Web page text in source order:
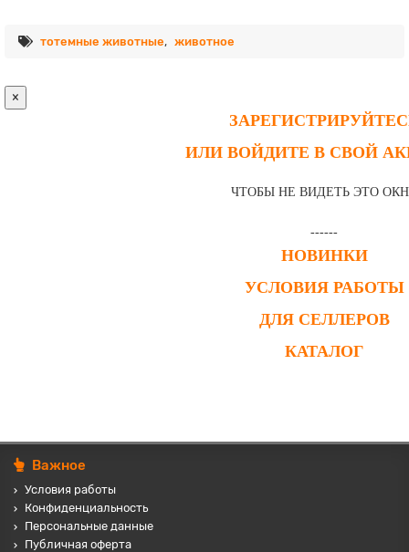
тотемные животные, животное
×
ИЛИ ВОЙДИТЕ В СВОЙ
ЧТОБЫ НЕ ВИДЕТЬ ЭТО
------
НОВИНКИ
УСЛОВИЯ РАБОТЫ
ДЛЯ СЕЛЛЕРОВ
КАТАЛОГ
Важное
Условия работы
Конфиденциальность
Персональные данные
Публичная оферта